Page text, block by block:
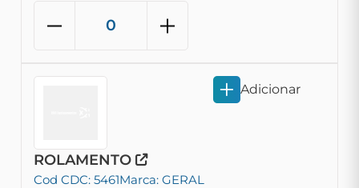
ROLAMENTO
Cod CDC: 5461Marca: GERAL
Adicionar